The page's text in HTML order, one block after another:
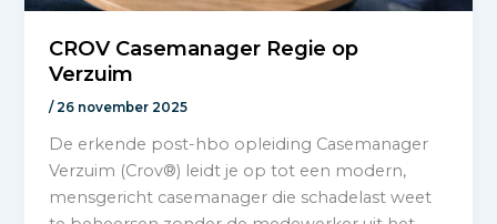
CROV Casemanager Regie op
Verzuim
/26 november 2025
De erkende post-hbo opleiding Casemanager
Verzuim (Crov®) leidt je op tot een modern,
mensgericht casemanager die schadelast weet